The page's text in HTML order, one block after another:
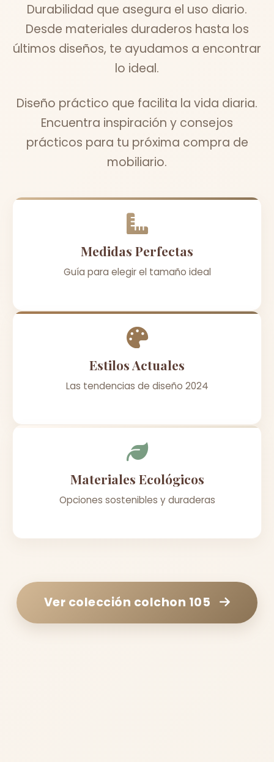
Durabilidad que asegura el uso diario.
Desde materiales duraderos hasta los
últimos diseños, te ayudamos a encontrar
lo ideal.
Diseño práctico que facilita la vida diaria.
Encuentra inspiración y consejos
prácticos para tu próxima compra de
mobiliario.
Medidas Perfectas
Guía para elegir el tamaño ideal
Estilos Actuales
Las tendencias de diseño 2024
Materiales Ecológicos
Opciones sostenibles y duraderas
Ver colección colchon 105